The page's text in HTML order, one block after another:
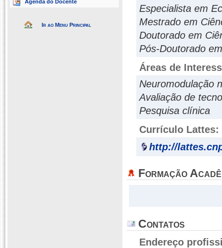
Agenda do Docente
Ir ao Menu Principal
Especialista em
Mestrado em
Doutorado em
Pós-Doutorado
Áreas de
Neuromodulação
Avaliação de
Pesquisa clínica
Currículo Lattes:
http://
Formação
Contatos
Endereço